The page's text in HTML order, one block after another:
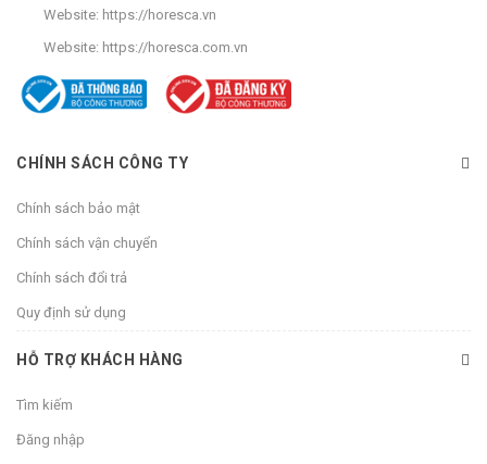
Website: https://horesca.vn
Website: https://horesca.com.vn
CHÍNH SÁCH CÔNG TY
Chính sách bảo mật
Chính sách vận chuyển
Chính sách đổi trả
Quy định sử dụng
HỖ TRỢ KHÁCH HÀNG
Tìm kiếm
Đăng nhập